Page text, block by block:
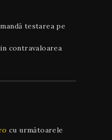
testarea pe
contravaloarea
cu următoarele